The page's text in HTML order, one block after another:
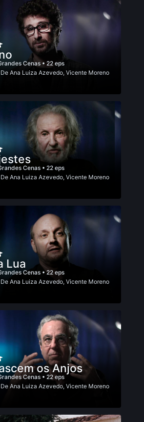
Cenas • 22 eps
Ana Luiza Azevedo, Vicente Moreno
Cenas • 22 eps
Ana Luiza Azevedo, Vicente Moreno
Lua
Cenas • 22 eps
Ana Luiza Azevedo, Vicente Moreno
os Anjos
Cenas • 22 eps
Ana Luiza Azevedo, Vicente Moreno